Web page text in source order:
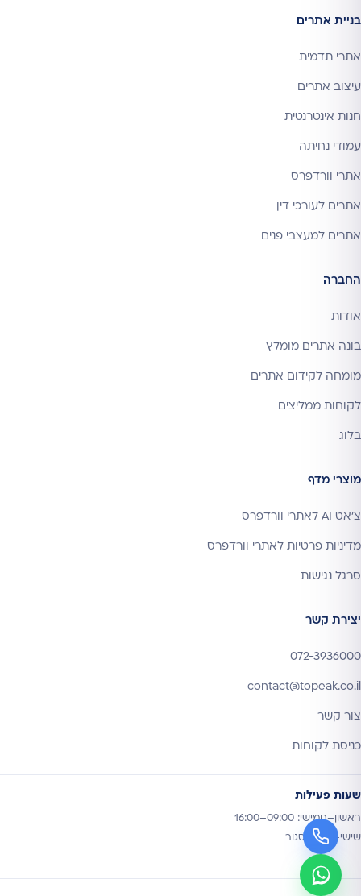
בניית אתרים
אתרי תדמית
עיצוב אתרים
חנות אינטרנטית
עמודי נחיתה
אתרי וורדפרס
אתרים לעורכי דין
אתרים למעצבי פנים
החברה
אודות
בונה אתרים מומלץ
מומחה לקידום אתרים
לקוחות ממליצים
בלוג
מוצרי מדף
צ'אט AI לאתרי וורדפרס
מדיניות פרטיות לאתרי וורדפרס
סרגל נגישות
יצירת קשר
072-3936000
contact@topeak.co.il
צור קשר
כניסת לקוחות
שעות פעילות
ראשון–חמישי: 09:00–16:00
שישי–שבת: סגור